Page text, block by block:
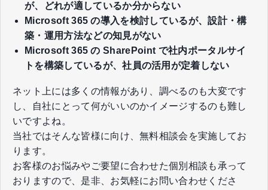
が、どれが適しているか分からない
​​​​​​​Microsoft 365 の導入を検討しているが、設計・構
築・運用方法などの知見がない
Microsoft 365 の ​​​​​​​SharePoint で社内ポータルサイ
トを構築しているが、社員の活用が定着しない
ネット上には多くの情報があり、調べるのも大変です
し、自社にとって何がいいのかイメージするのも難し
いですよね。​
当社ではそんな皆様に向け、無料相談会を実施してお
ります。​
お客様のお悩みやご要望に合わせた個別相談も承って
おりますので、​是非、お気軽にお問い合わせくださ